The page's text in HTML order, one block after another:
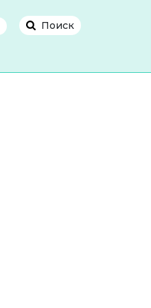
Поиск